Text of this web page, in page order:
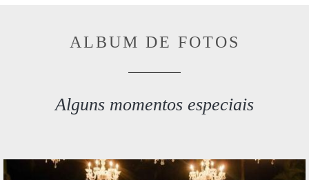
ALBUM DE FOTOS
Alguns momentos especiais